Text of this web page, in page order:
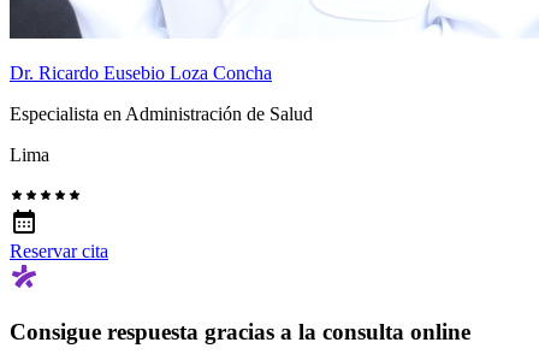
Dr. Ricardo Eusebio Loza Concha
Especialista en Administración de Salud
Lima
Reservar cita
Consigue respuesta gracias a la consulta online